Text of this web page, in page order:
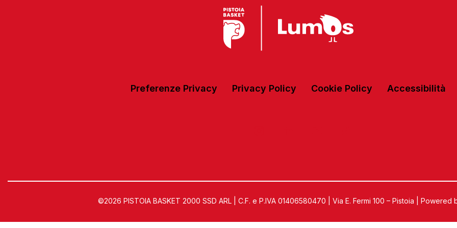
Preferenze Privacy Privacy Policy Cookie Policy Accessibilità
©2026 PISTOIA BASKET 2000 SSD ARL | C.F. e P.IVA 01406580470 | Via E. Fermi 100 – Pistoia | Powered